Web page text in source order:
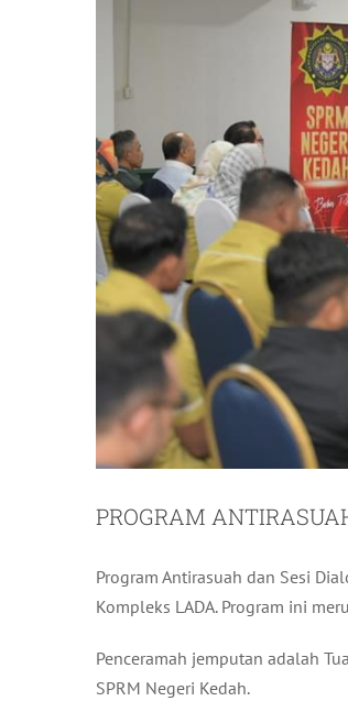
PROGRAM
Program Antirasuah dan Sesi
Kompleks LADA. Program ini
Penceramah jemputan adalah
SPRM Negeri Kedah.